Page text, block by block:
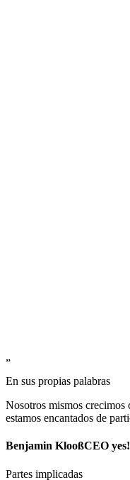
„
En sus propias palabras
Nosotros mismos
estamos encantados de
Benjamin KlooßCEO
Partes implicadas